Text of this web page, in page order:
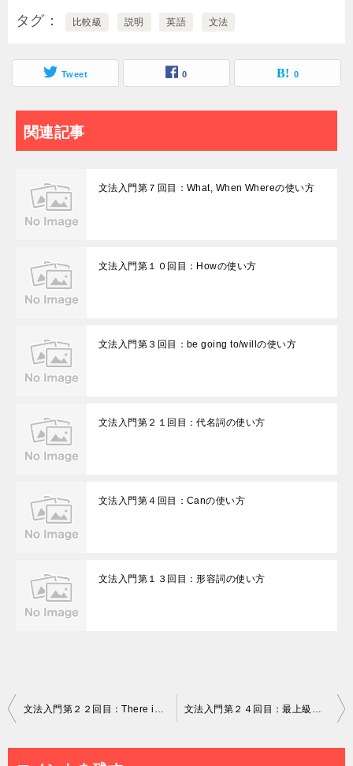
タグ 比較級 説明 英語 文法
Tweet 0 0
関連記事
文法入門第７回目：What, When Whereの使い方
文法入門第１０回目：Howの使い方
文法入門第３回目：be going to/willの使い方
文法入門第２１回目：代名詞の使い方
文法入門第４回目：Canの使い方
文法入門第１３回目：形容詞の使い方
投
文法入門第２２回目：There isとHaveの使い方 文法入門第２４回目：最上級の使い方